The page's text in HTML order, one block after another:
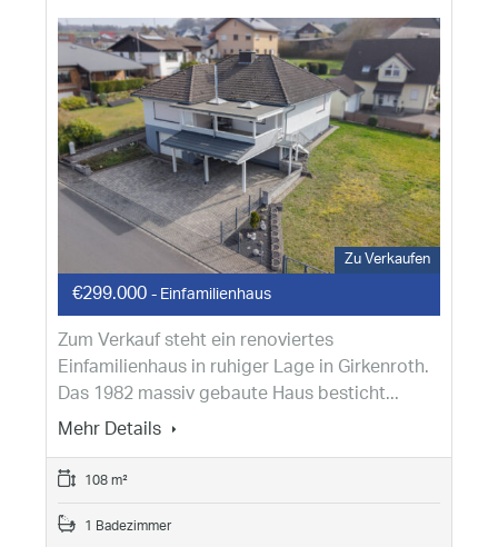
Zu Verkaufen
€299.000 - Einfamilienhaus
Zum Verkauf steht ein renoviertes
Einfamilienhaus in ruhiger Lage in Girkenroth.
Das 1982 massiv gebaute Haus besticht...
Mehr Details
108 m²
1 Badezimmer